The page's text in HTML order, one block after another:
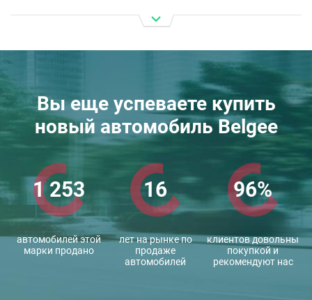
Вы еще успеваете купить
новый автомобиль Belgee
1 253
автомобилей этой
марки продано
16
лет на рынке по
продаже
автомобилей
96%
клиентов довольны
покупкой и
рекомендуют нас